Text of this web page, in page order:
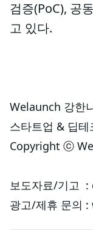
검증(PoC), 공
고 있다.
Welaunch 강한
스타트업 & 딥
Copyright ⓒ
보도자료/기고
광고/제휴 문의